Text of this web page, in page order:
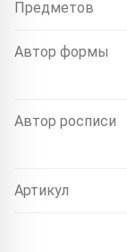
Предметов
Автор формы
Автор росписи
Артикул